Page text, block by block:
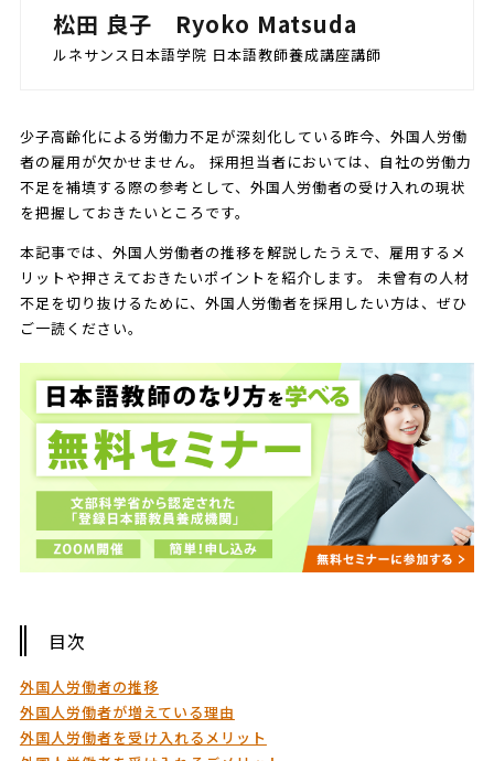
松田 良子 Ryoko Matsuda
ルネサンス日本語学院 日本語教師養成講座講師
少子高齢化による労働力不足が深刻化している昨今、外国人労働
者の雇用が欠かせません。 採用担当者においては、自社の労働力
不足を補填する際の参考として、外国人労働者の受け入れの現状
を把握しておきたいところです。
本記事では、外国人労働者の推移を解説したうえで、雇用するメ
リットや押さえておきたいポイントを紹介します。 未曾有の人材
不足を切り抜けるために、外国人労働者を採用したい方は、ぜひ
ご一読ください。
目次
外国人労働者の推移
外国人労働者が増えている理由
外国人労働者を受け入れるメリット